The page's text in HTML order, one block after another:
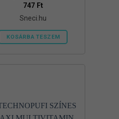
747 Ft
Sneci.hu
KOSÁRBA TESZEM